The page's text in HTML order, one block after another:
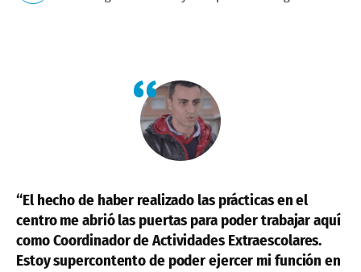
“El hecho de haber realizado las prácticas en el
centro me abrió las puertas para poder trabajar aquí
como Coordinador de Actividades Extraescolares.
Estoy supercontento de poder ejercer mi función en